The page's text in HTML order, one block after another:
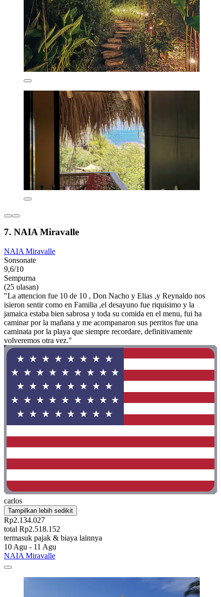
7. NAIA Miravalle
NAIA Miravalle
Sonsonate
9,6/10
Sempurna
(25 ulasan)
"La attencion fue 10 de 10 , Don Nacho y Elias ,y Reynaldo nos
isieron sentir como en Familia ,el desayuno fue riquisimo y la
jamaica estaba bien sabrosa y toda su comida en el menu, fui ha
caminar por la mañana y me acompanaron sus perritos fue una
caminata por la playa que siempre recordare, definitivamente
volveremos otra vez."
carlos
Tampilkan lebih sedikit
Rp2.134.027
total Rp2.518.152
termasuk pajak & biaya lainnya
10 Agu - 11 Agu
NAIA Miravalle